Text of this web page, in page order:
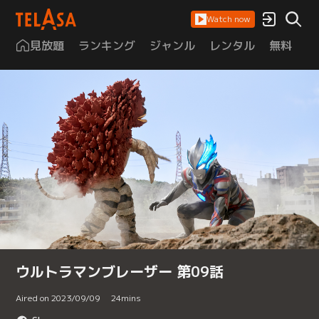
Watch now
見放題 ランキング ジャンル レンタル 無料
ウルトラマンブレーザー 第09話
Aired on 2023/09/09 24mins